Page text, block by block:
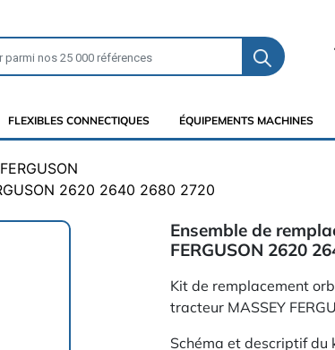
FLEXIBLES CONNECTIQUES ÉQUIPEMENTS MACHINES
2620 2640 2680 2720
Ensemble de
FERGUSON 2620
Kit de remplacement
tracteur MASSEY
Schéma et descriptif du